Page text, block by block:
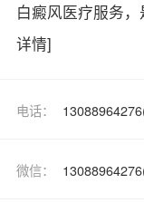
白癜风医疗服务，
详情]
电话：
微信：